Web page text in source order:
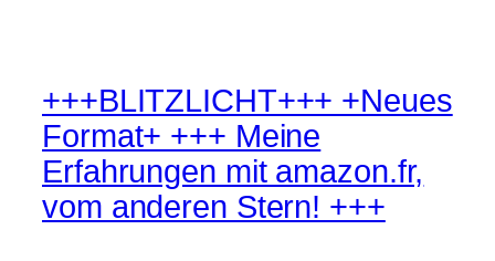
+++BLITZLICHT+++ +Neues
Format+ +++ Meine
Erfahrungen mit amazon.fr,
vom anderen Stern! +++